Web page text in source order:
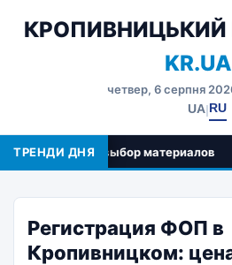
КРОПИВНИЦЬКИЙ
KR.UA
четвер, 6 серпня
UA|RU
ТРЕНДИ ДНЯ
и выбор материалов
Регистрация ФОП в
Кропивницком: